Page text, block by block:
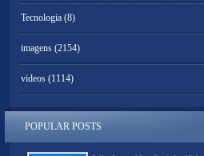
Tecnologia (8)
imagens (2154)
videos (1114)
POPULAR POSTS